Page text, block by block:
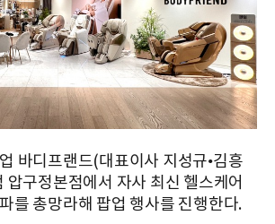
바디프랜드(대표이사 지성규•김흥
압구정본점에서 자사 최신 헬스케어
를 총망라해 팝업 행사를 진행한다.